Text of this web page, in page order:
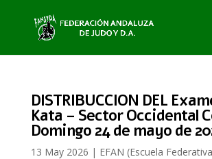
DISTRIBUCCION DEL
Kata – Sector Occidental
Domingo 24 de mayo de
13 May 2026 | EFAN (Escuela